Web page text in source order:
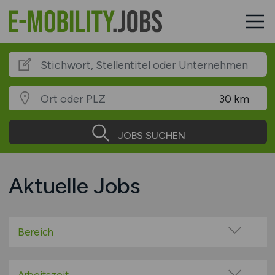
JOBS SUCHEN
Aktuelle Jobs
Bereich